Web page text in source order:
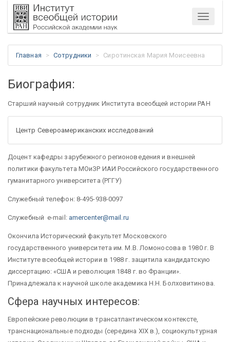
Меню
Главная Сотрудники Сиротинская Мария Моисеевна
Биография:
Старший научный сотрудник Института всеобщей истории РАН
Центр Североамериканских исследований
Доцент кафедры зарубежного регионоведения и внешней
политики факультета МОиЗР ИАИ Российского государственного
гуманитарного университета (РГГУ)
Служебный телефон: 8-495-938-0097
Служебный e-mail: amercenter@mail.ru
Окончила Исторический факультет Московского
государственного университета им. М.В. Ломоносова в 1980 г. В
Институте всеобщей истории в 1988 г. защитила кандидатскую
диссертацию: «США и революция 1848 г. во Франции».
Принадлежала к научной школе академика Н.Н. Болховитинова.
Сфера научных интересов:
Европейские революции в трансатлантическом контексте,
транснациональные подходы (середина XIX в.), социокультурная